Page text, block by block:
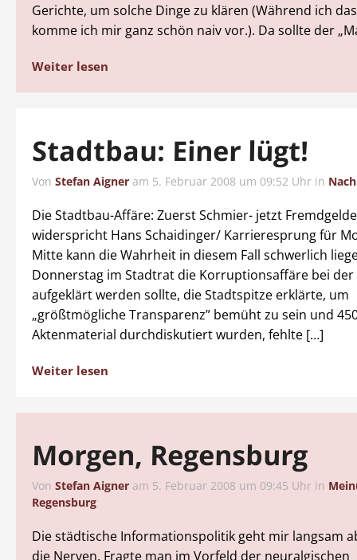
Gerichte, um solche Dinge zu klären (Während ich
komme ich mir ganz schön naiv vor.). Da sollte der
Weiter lesen
Stadtbau: Einer lügt!
Von Stefan Aigner am 5. Februar 2008 um 09:52 Uhr in
Die Stadtbau-Affäre: Zuerst Schmier- jetzt
widerspricht Hans Schaidinger/ Karrieresprung für
Mitte kann die Wahrheit in diesem Fall schwerlich
Donnerstag im Stadtrat die Korruptionsaffäre bei
aufgeklärt werden sollte, die Stadtspitze erklärte, um
„größtmögliche Transparenz” bemüht zu sein und
Aktenmaterial durchdiskutiert wurden, fehlte […]
Weiter lesen
Morgen, Regensburg
Von Stefan Aigner am 5. Februar 2008 um 09:45 Uhr in
Regensburg
Die städtische Informationspolitik geht mir langsam
die Nerven. Fragte man im Vorfeld der neuralgischen